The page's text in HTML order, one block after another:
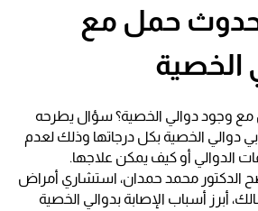
حمل مع
الخصية
وجود دوالي الخصية؟ سؤال يطرحه
دوالي الخصية بكل درجاتها وذلك لعدم
الدوالي أو كيف يمكن علاجها.
الدكتور محمد حمدان، استشاري أمراض
أبرز أسباب الإصابة بدوالي الخصية